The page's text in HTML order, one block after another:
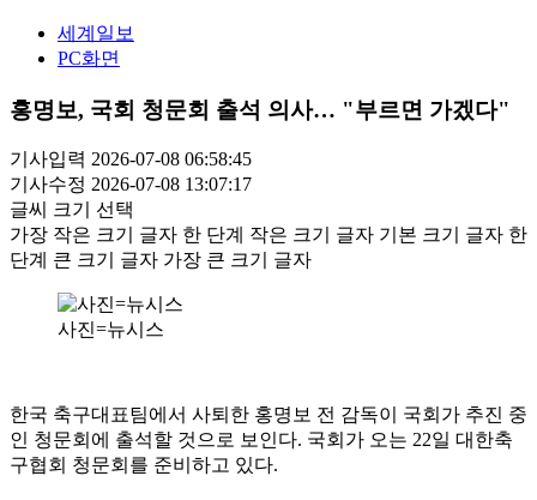
세계일보
PC화면
홍명보, 국회 청문회 출석 의사… "부르면 가겠다"
기사입력 2026-07-08 06:58:45
기사수정 2026-07-08 13:07:17
글씨 크기 선택
가장 작은 크기 글자 한 단계 작은 크기 글자 기본 크기 글자 한
단계 큰 크기 글자 가장 큰 크기 글자
사진=뉴시스
한국 축구대표팀에서 사퇴한 홍명보 전 감독이 국회가 추진 중
인 청문회에 출석할 것으로 보인다. 국회가 오는 22일 대한축
구협회 청문회를 준비하고 있다.